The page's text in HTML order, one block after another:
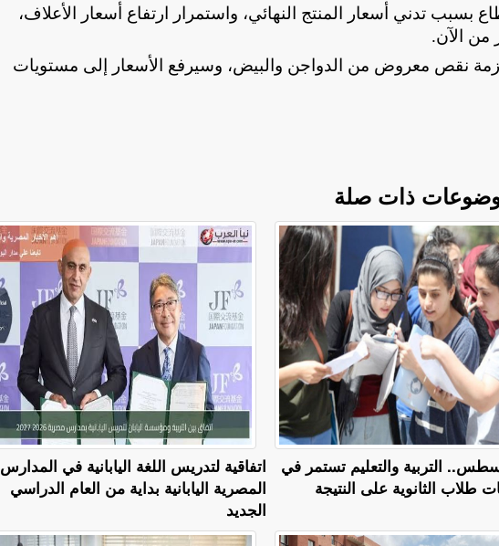
بسبب تدني أسعار المنتج النهائي، واستمرار ارتفاع أسعار الأعلاف،
.
نقص معروض من الدواجن والبيض، وسيرفع الأسعار إلى مستويات
ذات صلة
اتفاقية لتدريس اللغة اليابانية في المدارس
المصرية اليابانية بداية من العام الدراسي
الجديد
13 أغسطس.. التربية والتعليم تستمر في
طلاب الثانوية على النتيجة